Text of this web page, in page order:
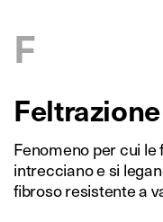
F
Feltrazione
Fenomeno per cui le
intrecciano e si
fibroso resistente a